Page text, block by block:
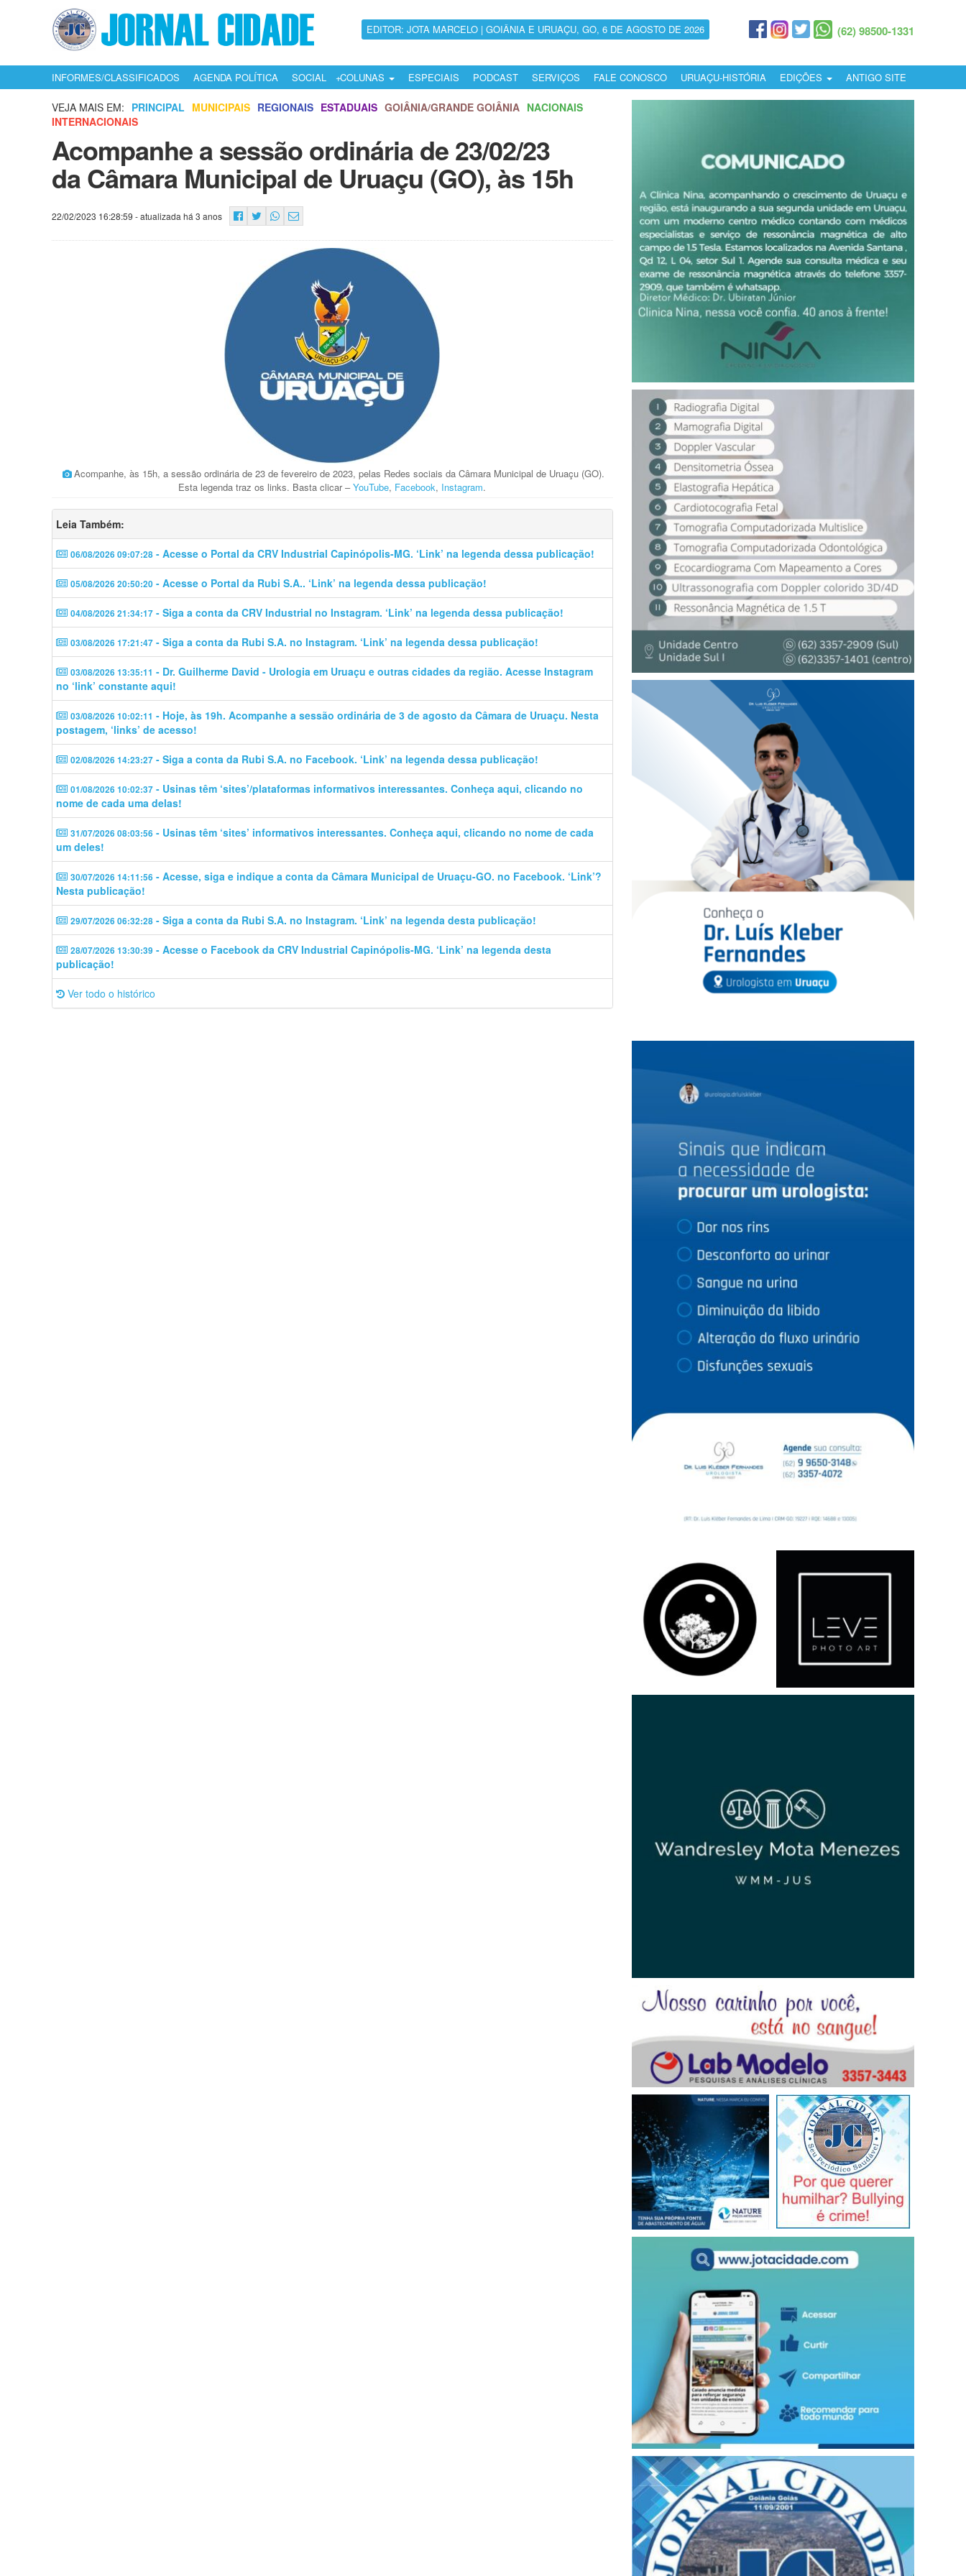
EDITOR: JOTA MARCELO | GOIÂNIA E URUAÇU, GO, 6 DE AGOSTO DE 2026 (62) 98500-1331
INFORMES/CLASSIFICADOS AGENDA POLÍTICA SOCIAL COLUNAS ESPECIAIS PODCAST SERVIÇOS FALE CONOSCO URUAÇU-HISTÓRIA EDIÇÕES ANTIGO SITE
VEJA MAIS EM: PRINCIPAL MUNICIPAIS REGIONAIS ESTADUAIS GOIÂNIA/GRANDE GOIÂNIA NACIONAIS
INTERNACIONAIS
Acompanhe a sessão ordinária de 23/02/23
da Câmara Municipal de Uruaçu (GO), às 15h
22/02/2023 16:28:59 - atualizada há 3 anos
Acompanhe, às 15h, a sessão ordinária de 23 de fevereiro de 2023, pelas Redes sociais da Câmara Municipal de Uruaçu (GO).
Esta legenda traz os links. Basta clicar –YouTube, Facebook, Instagram.
Leia Também:
06/08/2026 09:07:28 - Acesse o Portal da CRV Industrial Capinópolis-MG. ‘Link’ na legenda dessa publicação!
05/08/2026 20:50:20 - Acesse o Portal da Rubi S.A.. ‘Link’ na legenda dessa publicação!
04/08/2026 21:34:17 - Siga a conta da CRV Industrial no Instagram. ‘Link’ na legenda dessa publicação!
03/08/2026 17:21:47 - Siga a conta da Rubi S.A. no Instagram. ‘Link’ na legenda dessa publicação!
03/08/2026 13:35:11 - Dr. Guilherme David - Urologia em Uruaçu e outras cidades da região. Acesse Instagram
no ‘link’ constante aqui!
03/08/2026 10:02:11 - Hoje, às 19h. Acompanhe a sessão ordinária de 3 de agosto da Câmara de Uruaçu. Nesta
postagem, ‘links’ de acesso!
02/08/2026 14:23:27 - Siga a conta da Rubi S.A. no Facebook. ‘Link’ na legenda dessa publicação!
01/08/2026 10:02:37 - Usinas têm ‘sites’/plataformas informativos interessantes. Conheça aqui, clicando no
nome de cada uma delas!
31/07/2026 08:03:56 - Usinas têm ‘sites’ informativos interessantes. Conheça aqui, clicando no nome de cada
um deles!
30/07/2026 14:11:56 - Acesse, siga e indique a conta da Câmara Municipal de Uruaçu-GO. no Facebook. ‘Link’?
Nesta publicação!
29/07/2026 06:32:28 - Siga a conta da Rubi S.A. no Instagram. ‘Link’ na legenda desta publicação!
28/07/2026 13:30:39 - Acesse o Facebook da CRV Industrial Capinópolis-MG. ‘Link’ na legenda desta
publicação!
Ver todo o histórico